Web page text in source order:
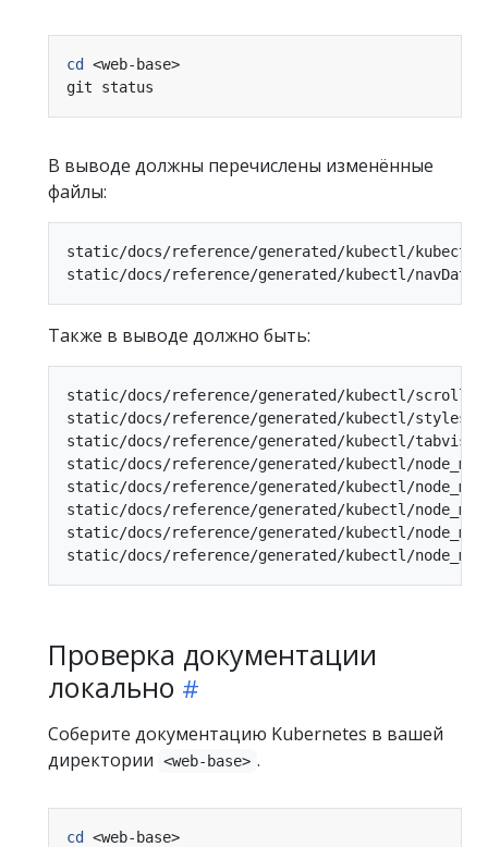
cd
В выводе должны перечислены изменённые
файлы:
static/docs/reference/generated/kubectl/kubectl-
Также в выводе должно быть:
static/docs/reference/generated/kubectl/
static/docs/reference/generated/kubectl/
static/docs/reference/generated/kubectl/
static/docs/reference/generated/kubectl/
static/docs/reference/generated/kubectl/
static/docs/reference/generated/kubectl/
static/docs/reference/generated/kubectl/
Проверка документации
локально
Соберите документацию Kubernetes в вашей
директории
<web-base> .
cd